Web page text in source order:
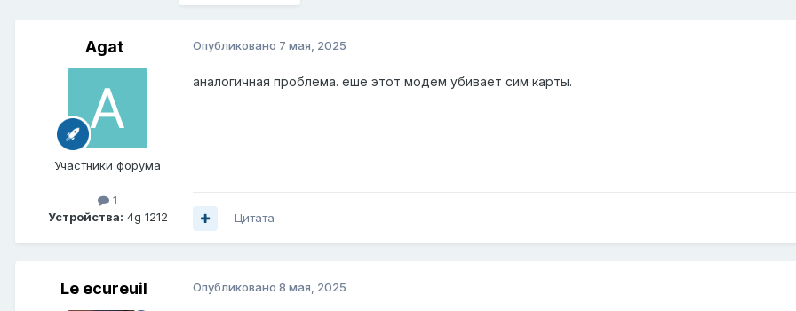
Agat
Участники форума
1
Устройства: 4g 1212
Опубликовано 7 мая, 2025
аналогичная проблема. еше этот модем убивает сим карты.
Цитата
Le ecureuil Опубликовано 8 мая, 2025